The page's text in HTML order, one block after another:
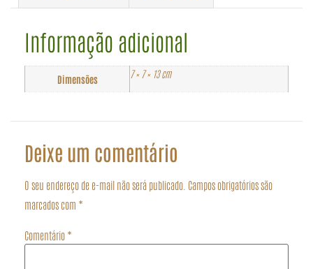
Informação adicional
Dimensões 7 × 7 × 13 cm
Deixe um comentário
O seu endereço de e-mail não será publicado. Campos obrigatórios são
marcados com *
Comentário *